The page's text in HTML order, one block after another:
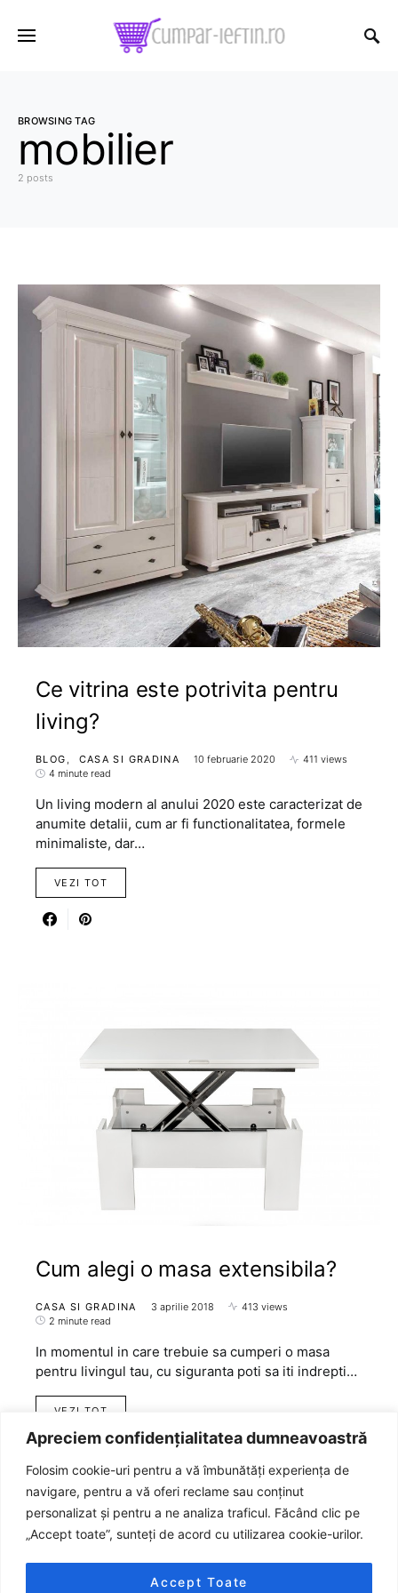
Apreciem confidențialitatea dumneavoastră
Folosim cookie-uri pentru a vă îmbunătăți experiența de
navigare, pentru a vă oferi reclame sau conținut
personalizat și pentru a ne analiza traficul. Făcând clic pe
„Accept toate”, sunteți de acord cu utilizarea cookie-urilor.
Accept Toate
BROWSING TAG
mobilier
2 posts
Ce vitrina este potrivita pentru
living?
BLOG CASA SI GRADINA 10 februarie 2020
411 views
4 minute read
Un living modern al anului 2020 este caracterizat de
anumite detalii, cum ar fi functionalitatea, formele
minimaliste, dar…
VEZI TOT
Cum alegi o masa extensibila?
CASA SI GRADINA 3 aprilie 2018
413 views
2 minute read
In momentul in care trebuie sa cumperi o masa
pentru livingul tau, cu siguranta poti sa iti indrepti…
VEZI TOT